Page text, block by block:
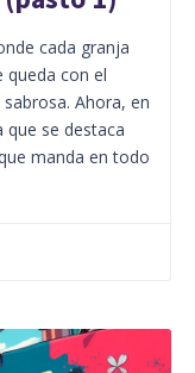
cada granja
queda con el
Ahora, en
se destaca
manda en todo